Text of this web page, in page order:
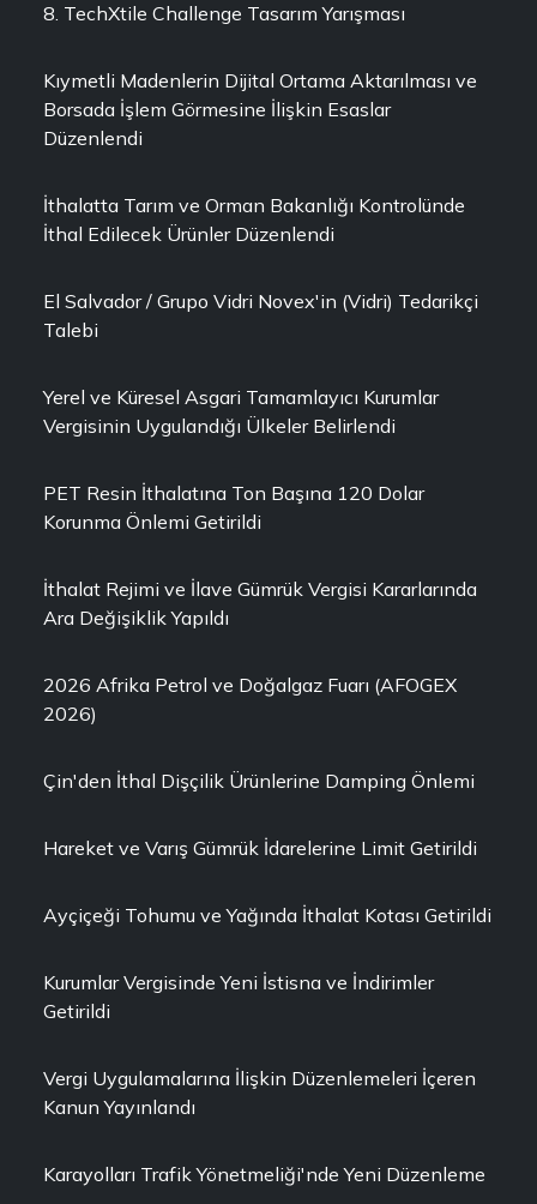
8. TechXtile Challenge Tasarım Yarışması
Kıymetli Madenlerin Dijital Ortama Aktarılması ve
Borsada İşlem Görmesine İlişkin Esaslar
Düzenlendi
İthalatta Tarım ve Orman Bakanlığı Kontrolünde
İthal Edilecek Ürünler Düzenlendi
El Salvador / Grupo Vidri Novex'in (Vidri) Tedarikçi
Talebi
Yerel ve Küresel Asgari Tamamlayıcı Kurumlar
Vergisinin Uygulandığı Ülkeler Belirlendi
PET Resin İthalatına Ton Başına 120 Dolar
Korunma Önlemi Getirildi
İthalat Rejimi ve İlave Gümrük Vergisi Kararlarında
Ara Değişiklik Yapıldı
2026 Afrika Petrol ve Doğalgaz Fuarı (AFOGEX
2026)
Çin'den İthal Dişçilik Ürünlerine Damping Önlemi
Hareket ve Varış Gümrük İdarelerine Limit Getirildi
Ayçiçeği Tohumu ve Yağında İthalat Kotası Getirildi
Kurumlar Vergisinde Yeni İstisna ve İndirimler
Getirildi
Vergi Uygulamalarına İlişkin Düzenlemeleri İçeren
Kanun Yayınlandı
Karayolları Trafik Yönetmeliği'nde Yeni Düzenleme